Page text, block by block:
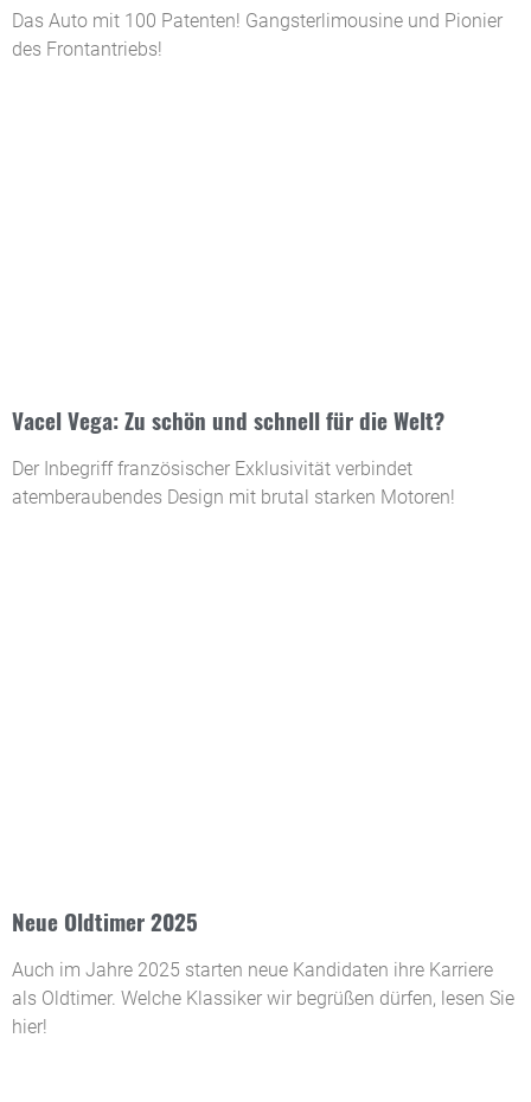
Das Auto mit 100 Patenten! Gangsterlimousine und Pionier
des Frontantriebs!
Vacel Vega: Zu schön und schnell für die Welt?
Der Inbegriff französischer Exklusivität verbindet
atemberaubendes Design mit brutal starken Motoren!
Neue Oldtimer 2025
Auch im Jahre 2025 starten neue Kandidaten ihre Karriere
als Oldtimer. Welche Klassiker wir begrüßen dürfen, lesen Sie
hier!